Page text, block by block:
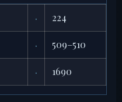
· 224
· 509–510
· 1690